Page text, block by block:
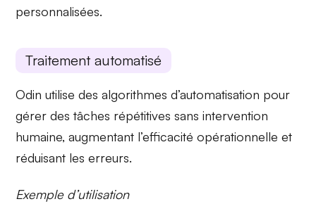
personnalisées.
Traitement automatisé
Odin utilise desalgorithmes d’automatisation pour
gérer des tâches répétitives sans intervention
humaine, augmentant l’efficacité opérationnelle et
réduisant les erreurs.
Exemple d’utilisation